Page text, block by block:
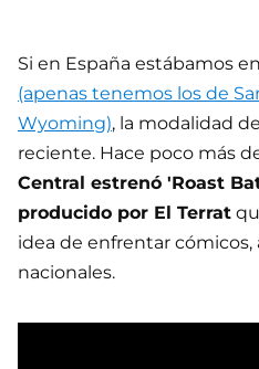
Si en España estábamos
(apenas tenemos los de
Wyoming), la modalidad
reciente. Hace poco más
Central estrenó 'Roast
producido por El Terrat
idea de enfrentar
nacionales.